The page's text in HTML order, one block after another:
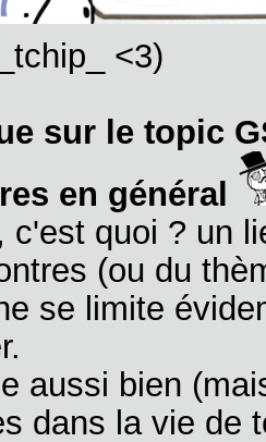
<3)
sur le topic
en général
c'est quoi ? un
(ou du
se limite
aussi bien
dans la vie de